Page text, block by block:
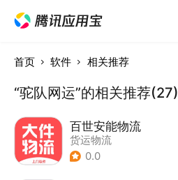
首页 软件 相关推荐
“驼队网运”的相关推荐(27)
百世安能物流
货运物流
0.0